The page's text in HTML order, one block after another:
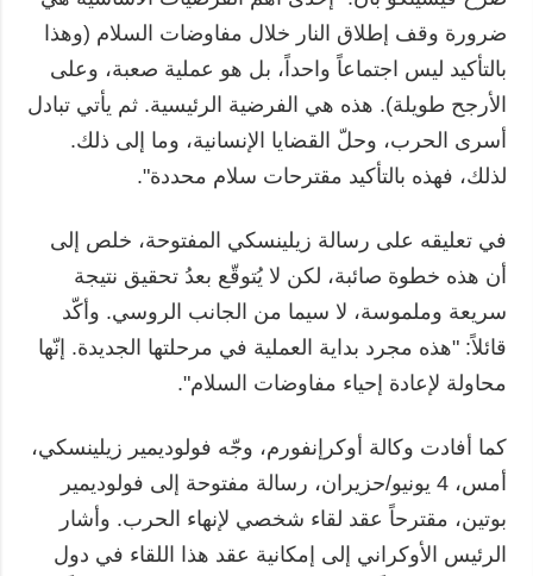
ضرورة وقف إطلاق النار خلال مفاوضات السلام (وهذا
بالتأكيد ليس اجتماعاً واحداً، بل هو عملية صعبة، وعلى
الأرجح طويلة). هذه هي الفرضية الرئيسية. ثم يأتي تبادل
أسرى الحرب، وحلّ القضايا الإنسانية، وما إلى ذلك.
لذلك، فهذه بالتأكيد مقترحات سلام محددة".
في تعليقه على رسالة زيلينسكي المفتوحة، خلص إلى
أن هذه خطوة صائبة، لكن لا يُتوقّع بعدُ تحقيق نتيجة
سريعة وملموسة، لا سيما من الجانب الروسي. وأكّد
قائلاً: "هذه مجرد بداية العملية في مرحلتها الجديدة. إنّها
محاولة لإعادة إحياء مفاوضات السلام".
كما أفادت وكالة أوكرإنفورم، وجّه فولوديمير زيلينسكي،
أمس، 4 يونيو/حزيران، رسالة مفتوحة إلى فولوديمير
بوتين، مقترحاً عقد لقاء شخصي لإنهاء الحرب. وأشار
الرئيس الأوكراني إلى إمكانية عقد هذا اللقاء في دول